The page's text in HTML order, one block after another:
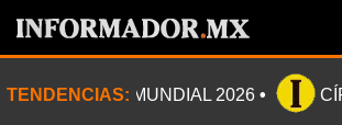
TENDENCIAS: MUNDIAL 2026